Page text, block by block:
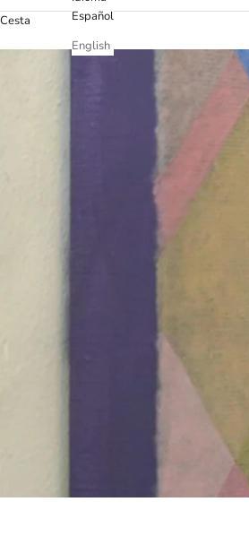
Español
English
Cesta